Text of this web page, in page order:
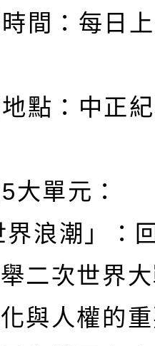
間：每日上
點：中正紀
單元：
浪潮」：
二次世界
與人權的